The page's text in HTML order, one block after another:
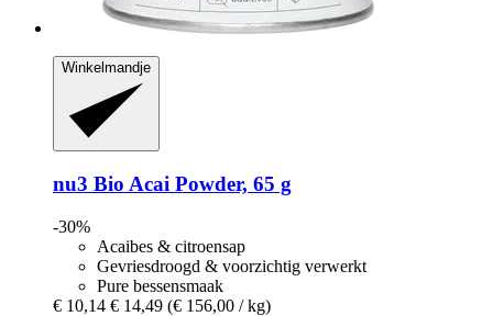
Winkelmandje
nu3 Bio Acai Powder, 65 g
-30%
Acaibes & citroensap
Gevriesdroogd & voorzichtig verwerkt
Pure bessensmaak
€ 10,14 € 14,49 (€ 156,00 / kg)